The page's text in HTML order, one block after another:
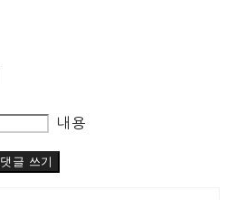
내용
댓글 쓰기